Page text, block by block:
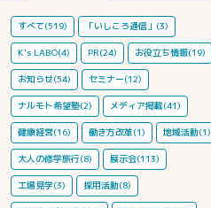
すべて(519) 「いしころ通信」(3)
K's LABO(4) PR(24) お役立ち情報(19)
お知らせ(54) セミナー(12)
ナルモト希望塾(2) メディア掲載(41)
健康経営(16) 働き方改革(1) 地域活動(1)
大人の修学旅行(8) 展示会(113)
工場見学(3) 採用活動(8)